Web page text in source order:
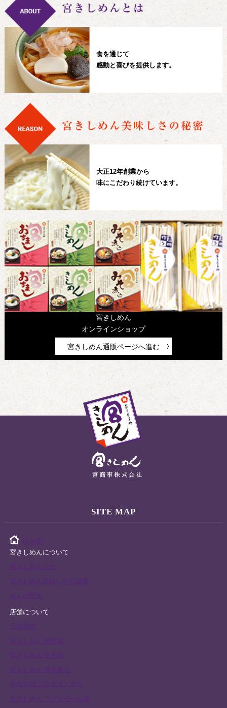
食を通じて
感動と喜びを提供します。
大正12年創業から
味にこだわり続けています。
宮きしめん
オンラインショップ
宮きしめん通販ページへ進む
SITE MAP
HOME
宮きしめんについて
宮きしめん美味しさの秘密
めんの歴史
店舗について
宮きしめん 神宮店
宮きしめん 神宮東店
宮きしめん フジタモール店